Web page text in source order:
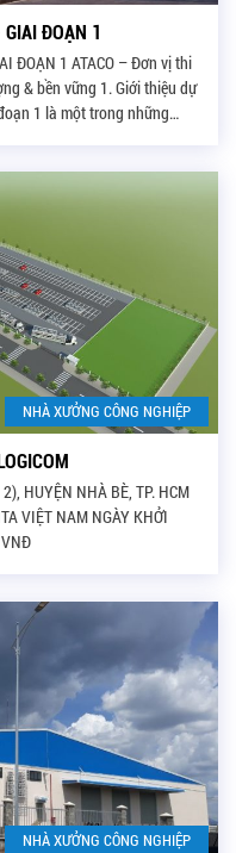
ĐOẠN 1
ĐOẠN 1 ATACO – Đơn vị thi
& bền vững 1. Giới thiệu dự
1 là một trong những
NHÀ XƯỞNG CÔNG NGHIỆP
HUYỆN NHÀ BÈ, TP. HCM
VIỆT NAM NGÀY KHỞI
NHÀ XƯỞNG CÔNG NGHIỆP